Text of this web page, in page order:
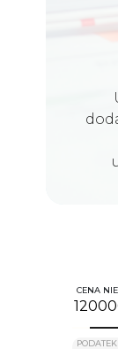
CENA